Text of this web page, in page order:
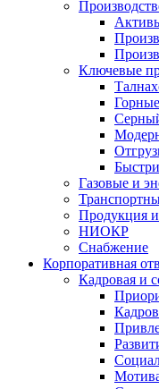
Ключевые
Газовые и
Продукция и
НИОКР
Снабжение
Корпоративная
Кадровая и